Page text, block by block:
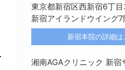
東京都新宿区西新宿6丁
新宿アイランドウイング7
新宿本院の詳細は
湘南AGAクリニック 新宿